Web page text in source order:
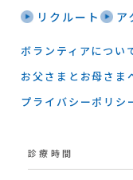
リクルート
ア
ボランティアについ
お父さまとお母さま
プライバシーポリシ
診療時間